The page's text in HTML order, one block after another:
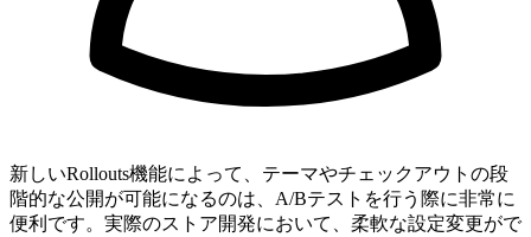
新しいRollouts機能によって、テーマやチェックアウトの段
階的な公開が可能になるのは、A/Bテストを行う際に非常に
便利です。実際のストア開発において、柔軟な設定変更がで